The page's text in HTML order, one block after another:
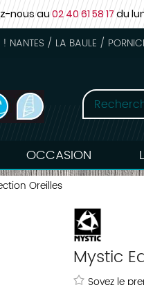
nous au02 40 61 58 17 du
NANTES / LA BAULE /
OCCASION
Oreilles
Mystic